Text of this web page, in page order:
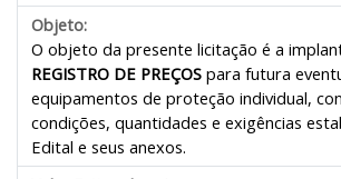
Objeto:
O objeto da presente licitação é a
REGISTRO DE PREÇOS para futura
equipamentos de proteção individual,
condições, quantidades e exigências
Edital e seus anexos.